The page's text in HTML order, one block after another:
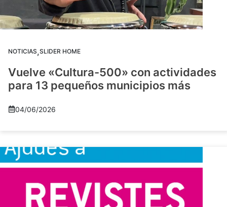
NOTICIAS,SLIDER HOME
Vuelve «Cultura-500» con actividades
para 13 pequeños municipios más
04/06/2026